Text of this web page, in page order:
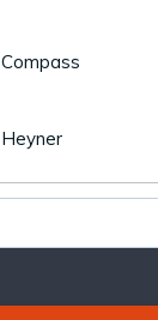
Compass
Heyner